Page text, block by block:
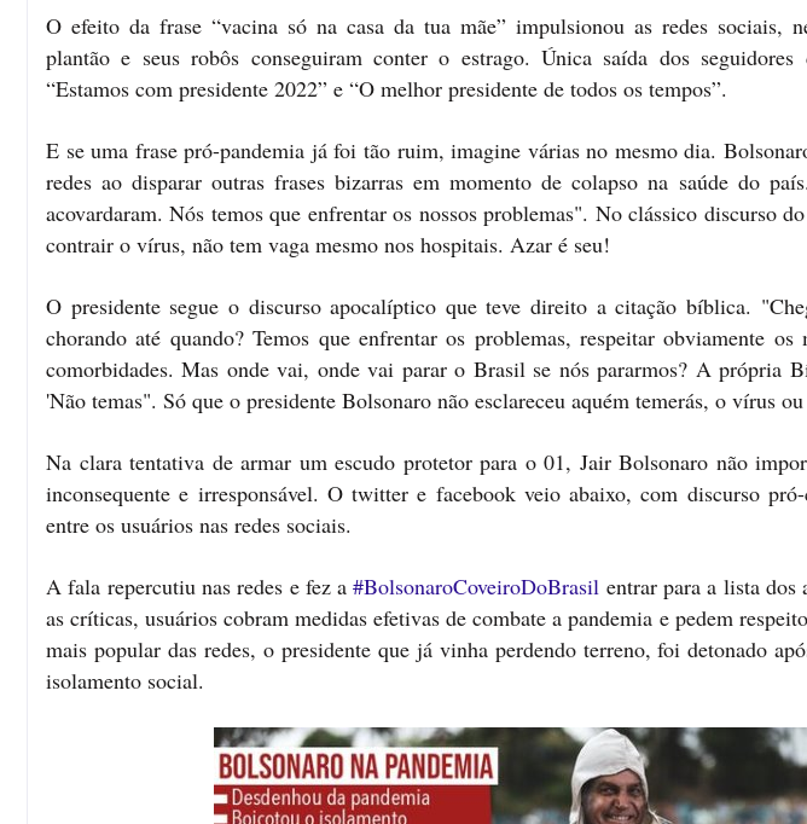
O efeito da frase “vacina só na casa da tua mãe” impulsionou as redes sociais,
plantão e seus robôs conseguiram conter o estrago. Única saída dos
“Estamos com presidente 2022” e “O melhor presidente de todos os tempos”.
E se uma frase pró-pandemia já foi tão ruim, imagine várias no mesmo dia.
redes ao disparar outras frases bizarras em momento de colapso na saúde do
acovardaram. Nós temos que enfrentar os nossos problemas". No clássico discurso
contrair o vírus, não tem vaga mesmo nos hospitais. Azar é seu!
O presidente segue o discurso apocalíptico que teve direito a citação bíblica.
chorando até quando? Temos que enfrentar os problemas, respeitar obviamente
comorbidades. Mas onde vai, onde vai parar o Brasil se nós pararmos? A própria
'Não temas". Só que o presidente Bolsonaro não esclareceu aquém temerás, o vírus ou
Na clara tentativa de armar um escudo protetor para o 01, Jair Bolsonaro não
inconsequente e irresponsável. O twitter e facebook veio abaixo, com discurso
entre os usuários nas redes sociais.
A fala repercutiu nas redes e fez a#BolsonaroCoveiroDoBrasil entrar para a lista
as críticas, usuários cobram medidas efetivas de combate a pandemia e pedem
mais popular das redes, o presidente que já vinha perdendo terreno, foi detonado
isolamento social.